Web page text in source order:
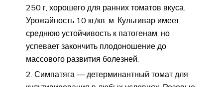
250 г, хорошего для ранних томатов вкуса.
Урожайность 10 кг/кв. м. Культивар имеет
среднюю устойчивость к патогенам, но
успевает закончить плодоношение до
массового развития болезней.
Симпатяга — детерминантный томат для